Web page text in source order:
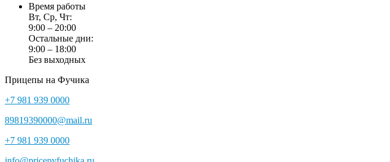
Время работы
Вт, Ср, Чт:
9:00 – 20:00
Остальные дни:
9:00 – 18:00
Без выходных
Прицепы на Фучика
+7 981 939 0000
89819390000@mail.ru
+7 981 939 0000